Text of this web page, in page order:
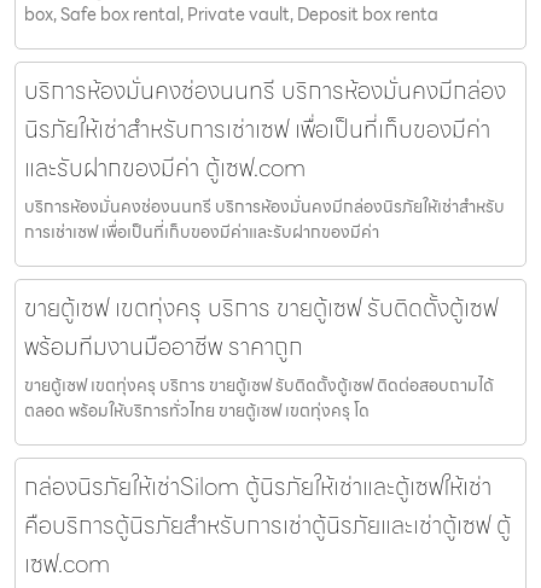
box, Safe box rental, Private vault, Deposit box renta
บริการห้องมั่นคงช่องนนทรี บริการห้องมั่นคงมีกล่อง
นิรภัยให้เช่าสำหรับการเช่าเซฟ เพื่อเป็นที่เก็บของมีค่า
และรับฝากของมีค่า ตู้เซฟ.com
บริการห้องมั่นคงช่องนนทรี บริการห้องมั่นคงมีกล่องนิรภัยให้เช่าสำหรับ
การเช่าเซฟ เพื่อเป็นที่เก็บของมีค่าและรับฝากของมีค่า
ขายตู้เซฟ เขตทุ่งครุ บริการ ขายตู้เซฟ รับติดตั้งตู้เซฟ
พร้อมทีมงานมืออาชีพ ราคาถูก
ขายตู้เซฟ เขตทุ่งครุ บริการ ขายตู้เซฟ รับติดตั้งตู้เซฟ ติดต่อสอบถามได้
ตลอด พร้อมให้บริการทั่วไทย ขายตู้เซฟ เขตทุ่งครุ โด
กล่องนิรภัยให้เช่าSilom ตู้นิรภัยให้เช่าและตู้เซฟให้เช่า
คือบริการตู้นิรภัยสำหรับการเช่าตู้นิรภัยและเช่าตู้เซฟ ตู้
เซฟ.com